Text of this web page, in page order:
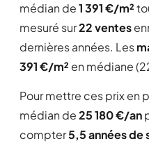
médian de1 391 €/m²
mesuré sur22 ventes
dernières années. Les
391 €/m² en médiane
Pour mettre ces prix en
médian de25 180 €/an
compter5,5 années de